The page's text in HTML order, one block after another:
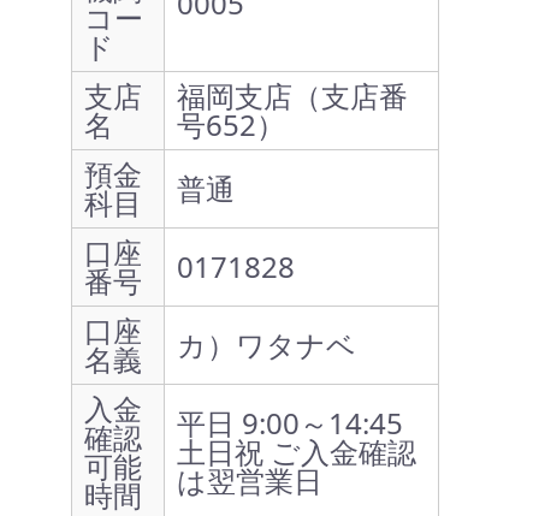
コー
ド
支店
名
福岡支店（支店番
号652）
預金
科目
普通
口座
番号
0171828
口座
名義
カ）ワタナベ
入金
確認
可能
時間
平日 9:00～14:45
土日祝 ご入金確認
は翌営業日